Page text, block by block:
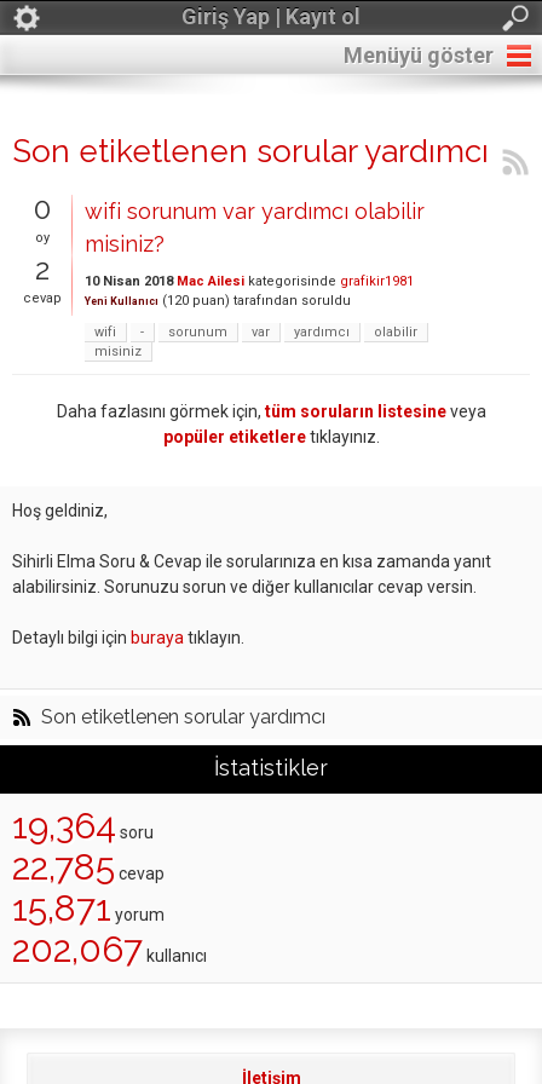
Giriş Yap | Kayıt ol
Menüyü göster
Son etiketlenen sorular yardımcı
0
oy
2
cevap
wifi sorunum var yardımcı olabilir
misiniz?
10 Nisan 2018 Mac Ailesi kategorisinde grafikir1981
Yeni Kullanıcı (120 puan) tarafından soruldu
wifi
- sorunum var yardımcı
olabilir
misiniz
Daha fazlasını görmek için, tüm soruların listesineveya
popüler etiketleretıklayınız.
Hoş geldiniz,
Sihirli Elma Soru & Cevap ile sorularınıza en kısa zamanda yanıt
alabilirsiniz. Sorunuzu sorun ve diğer kullanıcılar cevap versin.
Detaylı bilgi için buraya tıklayın.
Son etiketlenen sorular yardımcı
İstatistikler
19,364 soru
22,785 cevap
15,871 yorum
202,067 kullanıcı
İletişim